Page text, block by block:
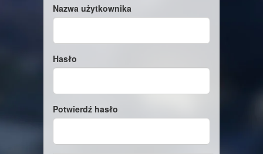
Nazwa użytkownika
Hasło
Potwierdź hasło